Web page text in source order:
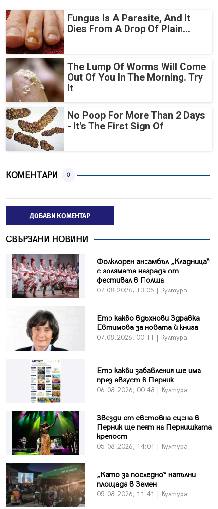
Fungus Is A Parasite, And It
Dies From A Drop Of Plain...
The Lump Of Worms Will Come
Out Of You In The Morning. Try
It
No Poop For More Than 2 Days
- It's The First Sign Of
КОМЕНТАРИ 0
ДОБАВИ КОМЕНТАР
СВЪРЗАНИ НОВИНИ
Фолклорен ансамбъл „Кладница“
с голямата награда от
фестивал в Полша
07.08.2026, 13:05 | Култура
Ето какво вдъхнови Здравка
Евтимова за новата ѝ книга
07.08.2026, 00:11 | Култура
Ето какви забавления ще има
през август в Перник
06.08.2026, 00:48 | Култура
Звезди от световна сцена в
Перник ще пеят на Пернишката
крепост
05.08.2026, 14:01 | Култура
„Като за последно“ напълни
площада в Земен
05.08.2026, 11:41 | Култура